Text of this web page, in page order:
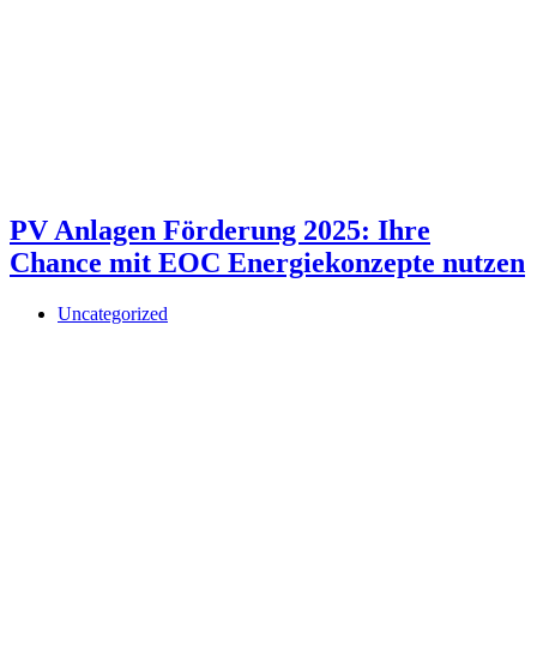
PV Anlagen Förderung 2025: Ihre
Chance mit EOC Energiekonzepte nutzen
Uncategorized